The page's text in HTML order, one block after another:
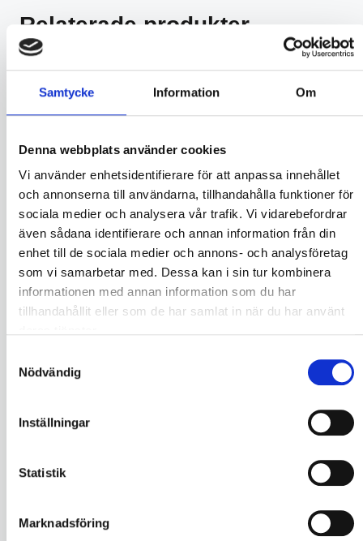
Samtycke Information Om
Denna webbplats använder cookies
Vi använder enhetsidentifierare för att anpassa innehållet
och annonserna till användarna, tillhandahålla funktioner för
sociala medier och analysera vår trafik. Vi vidarebefordrar
även sådana identifierare och annan information från din
enhet till de sociala medier och annons- och analysföretag
som vi samarbetar med. Dessa kan i sin tur kombinera
informationen med annan information som du har
tillhandahållit eller som de har samlat in när du har använt
Nödvändig
Inställningar
Statistik
Marknadsföring
Relaterade produkter
NYHET! Trigon 300
Speciellt framtagen för att belysa
brandskyddsutrustning och
Artnr. Se tabell.
Proled-Serien
miljöer
Moderna utrymningsarmaturer i